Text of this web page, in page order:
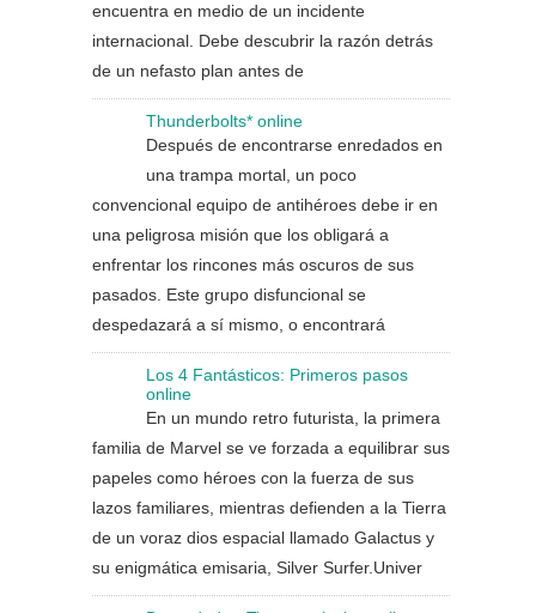
encuentra en medio de un incidente
internacional. Debe descubrir la razón detrás
de un nefasto plan antes de
Thunderbolts* online
Después de encontrarse enredados en
una trampa mortal, un poco
convencional equipo de antihéroes debe ir en
una peligrosa misión que los obligará a
enfrentar los rincones más oscuros de sus
pasados. Este grupo disfuncional se
despedazará a sí mismo, o encontrará
Los 4 Fantásticos: Primeros pasos
online
En un mundo retro futurista, la primera
familia de Marvel se ve forzada a equilibrar sus
papeles como héroes con la fuerza de sus
lazos familiares, mientras defienden a la Tierra
de un voraz dios espacial llamado Galactus y
su enigmática emisaria, Silver Surfer.Univer